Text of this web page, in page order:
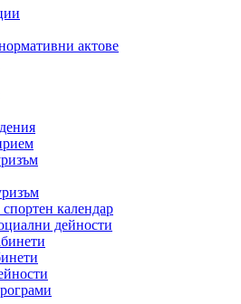
актове
календар
дейности